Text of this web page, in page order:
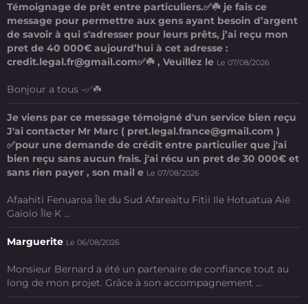
Témoignage de prêt entre particuliers.✅☘️ je fais ce
message pour permettre aux gens ayant besoin d’argent
de savoir à qui s'adresser pour leurs prêts, j’ai reçu mon
pret de 40 000€ aujourd’hui à cet adresse :
credit.legal.fr@gmail.com✅☘️ , Veuillez le Le 07/08/2026
Bonjour a tous -✅☘️
Je viens par ce message témoigné d'un service bien reçu
J'ai contacter Mr Marc ( pret.legal.france@gmail.com )
✅pour une demande de crédit entre particulier que j'ai
bien reçu sans aucun frais. j'ai récu un pret de 30 000€ et
sans rien payer , son mail e Le 07/08/2026
Afaahiti Fenuaroa Île du Sud Afareaitu Fitii Ile Hotuatua Aié
Gaioio Île K ...
Marguerite Le 06/08/2026
Monsieur Bernard a été un partenaire de confiance tout au
long de mon projet. Grâce à son accompagnement ...